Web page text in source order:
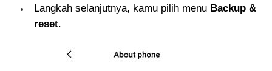
Langkah selanjutnya, kamu pilih menu Backup &
reset.